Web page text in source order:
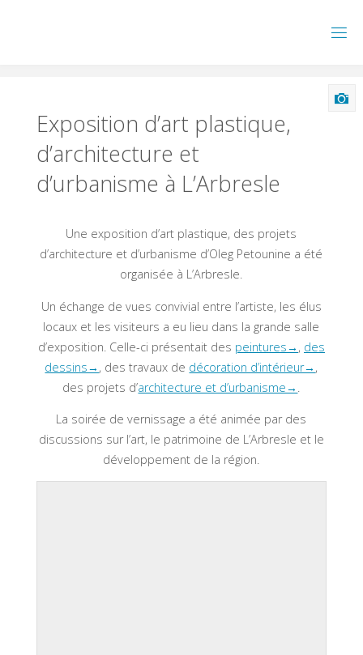
Exposition d’art plastique,
d’architecture et
d’urbanisme à L’Arbresle
Une exposition d’art plastique, des projets
d’architecture et d’urbanisme d’Oleg Petounine a été
organisée à L’Arbresle.
Un échange de vues convivial entre l’artiste, les élus
locaux et les visiteurs a eu lieu dans la grande salle
d’exposition. Celle-ci présentait des peintures→ , des
dessins→ , des travaux de décoration d’intérieur→ ,
des projets d’architecture et d’urbanisme→
La soirée de vernissage a été animée par des
discussions sur l’art, le patrimoine de L’Arbresle et le
développement de la région.